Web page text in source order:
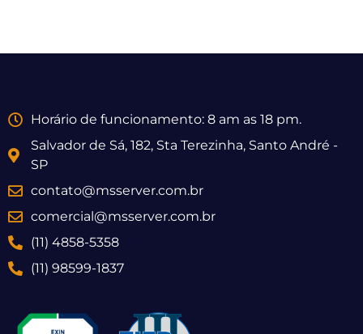
Horário de funcionamento: 8 am as 18 pm.
Salvador de Sá, 182, Sta Terezinha, Santo André -
SP
contato@msserver.com.br
comercial@msserver.com.br
(11) 4858-5358
(11) 98599-1837